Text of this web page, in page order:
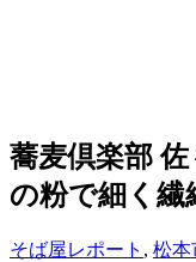
蕎麦倶楽部
の粉で細く繊
そば屋レポート , 松本